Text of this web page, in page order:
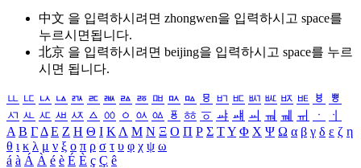
中文 을 입력하시려면 zhongwen을 입력하시고 space를
누르시면됩니다.
北京 을 입력하시려면 beijing을 입력하시고 space를 누르
시면 됩니다.
ㅥ ㅦ ㅧ ㅨ ㅩ ㅪ ㅫ ㅬ ㅭ ㅮ ㅯ ㅰ ㅱ ㅲ ㅳ ㅴ ㅵ ㅶ ㅷ ㅸ
ㅹ
ㅺ ㅻ ㅼ ㅽ ㅾ ㅿ ㆀ ㆁ ㆂ ㆃ ㆄ ㆅ ㆆ ㆇ ㆈ ㆉ ㆊ ㆋ ㆌ ㆍ
ㆎ
Α Β ΓΔ Ε Ζ Η Θ Ι ΚΛ Μ Ν Ξ Ο Π Ρ Σ ΤΥ Φ Χ Ψ Ω α β γ δ ε ζ η
θ ι κ λ μ ν ξ ο π ρ σ τ υ φ χ ψ ω
á à Á À é è É È ç Ç ê